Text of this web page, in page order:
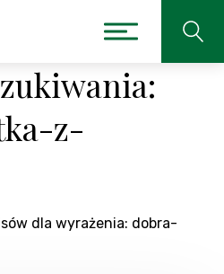
z-
dla wyrażenia: dobra-